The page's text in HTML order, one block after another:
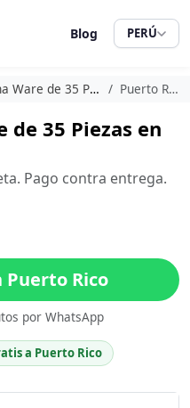
Blog PERÚ
de 35 Piezas Puerto Rico
de 35 Piezas en
Pago contra entrega.
Puerto Rico
por WhatsApp
a Puerto Rico